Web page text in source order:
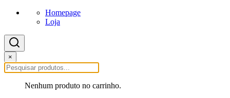
Homepage
Loja
×
Nenhum produto no carrinho.